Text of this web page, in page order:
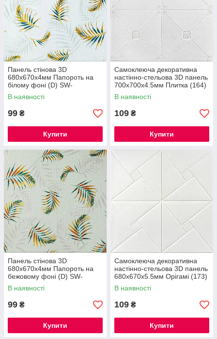
Панель стінова 3D
680х670х4мм Папороть на
білому фоні (D) SW-
00001981
В наявності
99 ₴
Купити
Самоклеюча декоративна
настінно-стельова 3D панель
700x700x4.5мм Плитка (164)
SW-00000181
В наявності
109 ₴
Купити
Панель стінова 3D
680х670х4мм Папороть на
бежовому фоні (D) SW-
00001983
В наявності
99 ₴
Купити
Самоклеюча декоративна
настінно-стельова 3D панель
680х670х5.5мм Орігамі (173)
SW-00000182
В наявності
109 ₴
Купити